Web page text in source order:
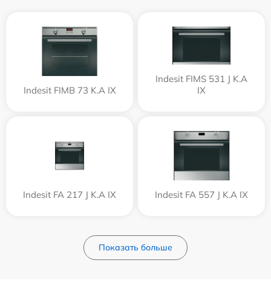
Indesit FIMB 73 K.A IX
Indesit FIMS 531 J K.A
IX
Indesit FA 217 J K.A IX Indesit FA 557 J K.A IX
Показать больше